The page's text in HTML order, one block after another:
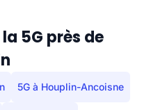
5G près de
5G à Houplin-Ancoisne